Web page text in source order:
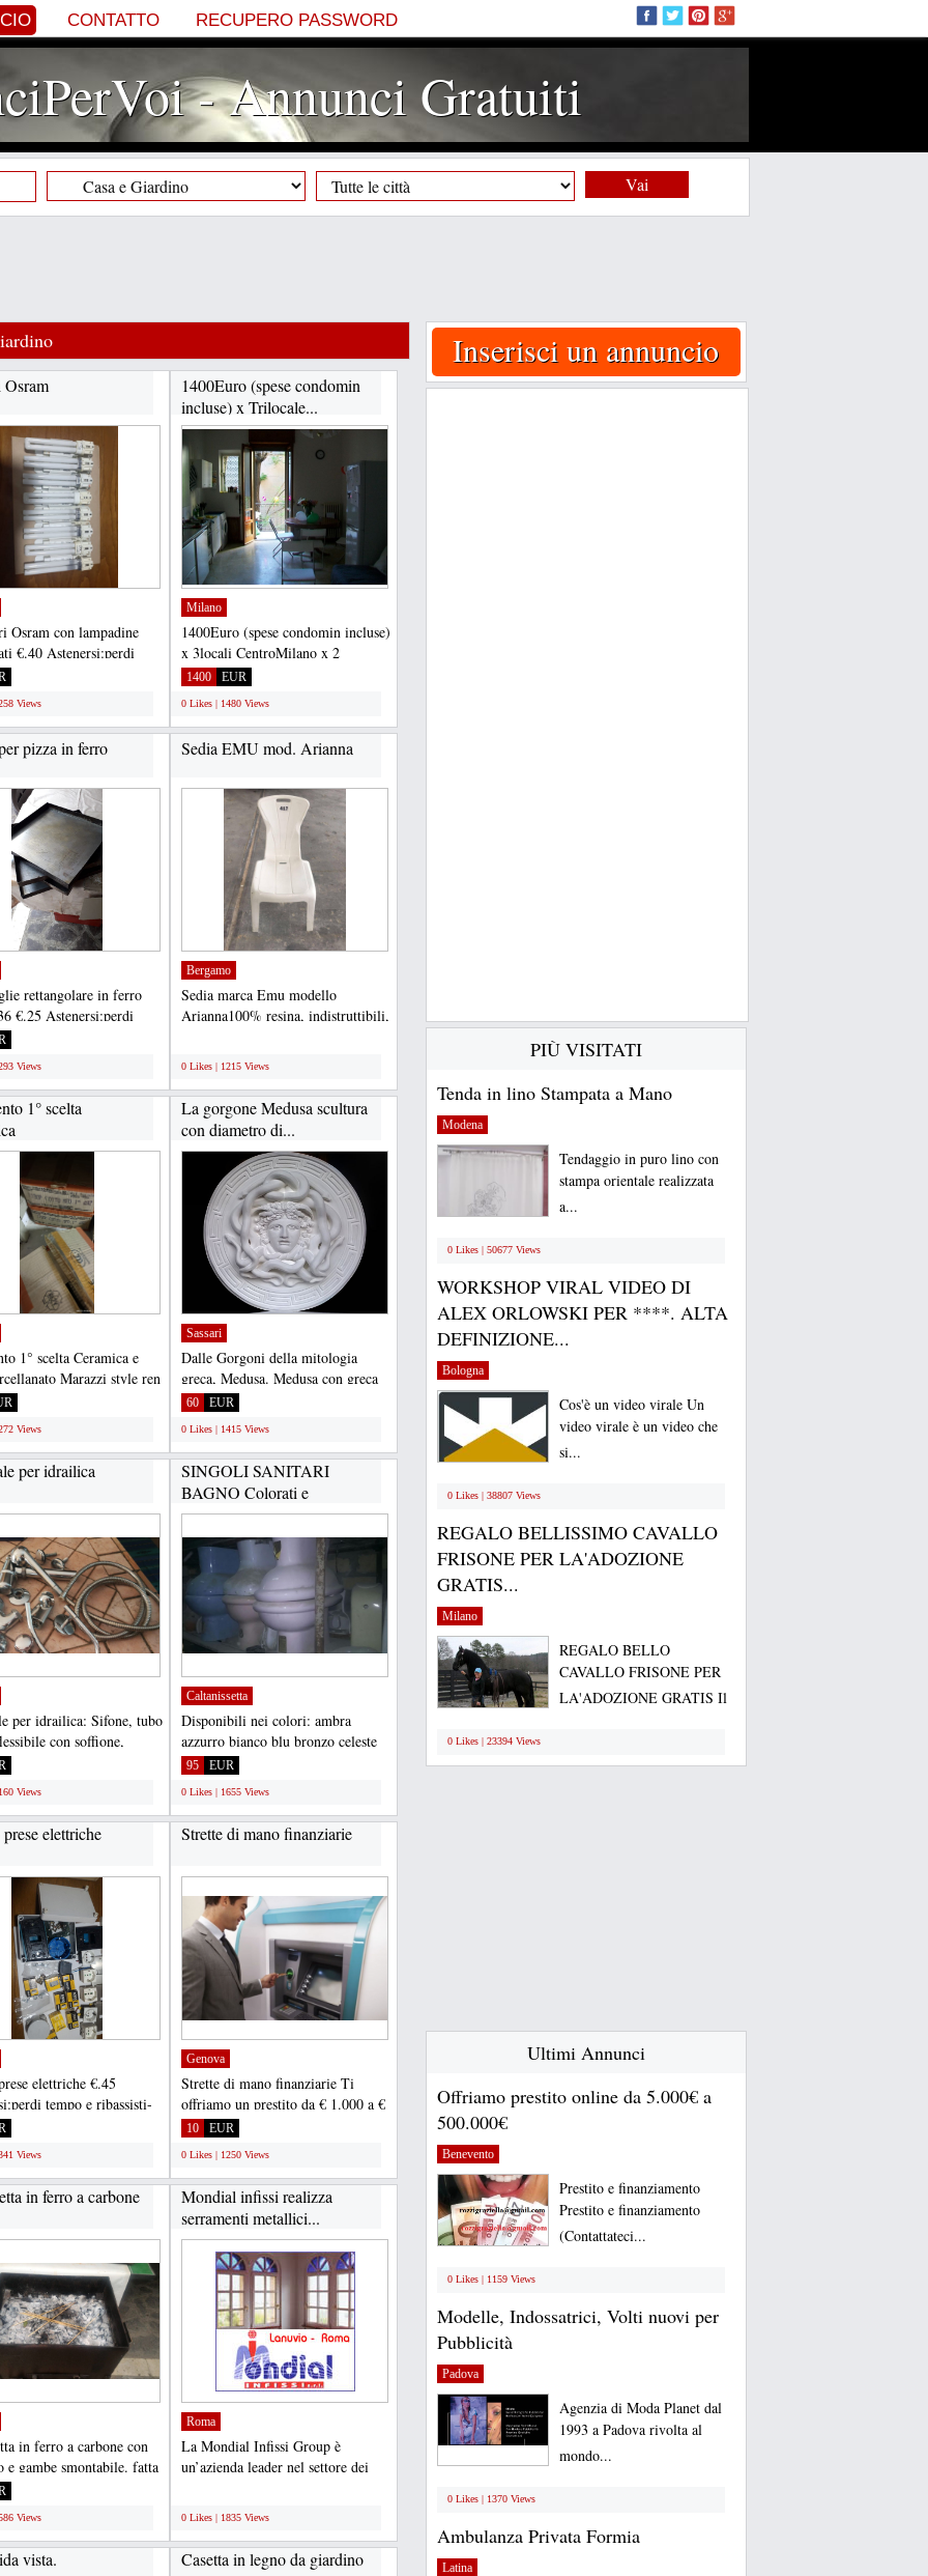
CONTATTO RECUPERO PASSWORD
- Annunci Gratuiti
Vai
Osram
Osram con lampadine
€.40 Astenersi:perdi
Views
1400Euro (spese condomin
incluse) x Trilocale...
Milano
1400Euro (spese condomin incluse)
x 3locali CentroMilano x 2
inquilini o coppia con...
1400 EUR
0 Likes | 1480 Views
pizza in ferro
rettangolare in ferro
€.25 Astenersi:perdi
Views
Sedia EMU mod. Arianna
Bergamo
Sedia marca Emu modello
Arianna100% resina, indistruttibili,
0 Likes | 1215 Views
1° scelta
1° scelta Ceramica e
Marazzi style ren
Views
La gorgone Medusa scultura
con diametro di...
Sassari
Dalle Gorgoni della mitologia
greca, Medusa. Medusa con greca
tipo Versace pronta...
60 EUR
0 Likes | 1415 Views
per idrailica
per idrailica: Sifone, tubo
con soffione,
Views
SINGOLI SANITARI
BAGNO Colorati e
bianchi...
Caltanissetta
Disponibili nei colori: ambra
azzurro bianco blu bronzo celeste
champagne cilestro...
95 EUR
0 Likes | 1655 Views
elettriche
elettriche €.45
tempo e ribassisti-
telefonico...
Views
Strette di mano finanziarie
Genova
Strette di mano finanziarie Ti
offriamo un prestito da € 1.000 a €
500.000 a condizioni...
10 EUR
0 Likes | 1250 Views
in ferro a carbone
in ferro a carbone con
e gambe smontabile. fatta
-...
Views
Mondial infissi realizza
serramenti metallici...
Roma
La Mondial Infissi Group è
un’azienda leader nel settore dei
0 Likes | 1835 Views
vista. Casetta in legno da giardino
Inserisci un annuncio
PIÙ VISITATI
Tenda in lino Stampata a Mano
Modena
Tendaggio in puro lino con
stampa orientale realizzata
a...
0 Likes | 50677 Views
WORKSHOP VIRAL VIDEO DI
ALEX ORLOWSKI PER ****. ALTA
DEFINIZIONE...
Bologna
Cos'è un video virale Un
video virale è un video che
si...
0 Likes | 38807 Views
REGALO BELLISSIMO CAVALLO
FRISONE PER LA'ADOZIONE
GRATIS...
Milano
REGALO BELLO
CAVALLO FRISONE PER
LA'ADOZIONE GRATIS Il
0 Likes | 23394 Views
Ultimi Annunci
Offriamo prestito online da 5.000€ a
500.000€
Benevento
Prestito e finanziamento
Prestito e finanziamento
(Contattateci...
0 Likes | 1159 Views
Modelle, Indossatrici, Volti nuovi per
Pubblicità
Padova
Agenzia di Moda Planet dal
1993 a Padova rivolta al
mondo...
0 Likes | 1370 Views
Ambulanza Privata Formia
Latina